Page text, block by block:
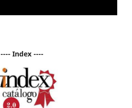
---- Index ----